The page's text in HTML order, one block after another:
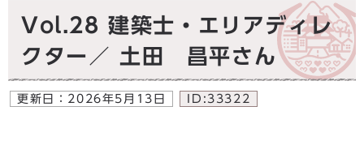
Vol.28 建築士・エリアディレ
クター／ 土田 昌平さん
更新日： 2026年5月13日 ID:33322